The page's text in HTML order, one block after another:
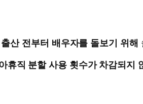
출산 전부터 배우자를 돌보기 위해
휴직 분할 사용 횟수가 차감되지